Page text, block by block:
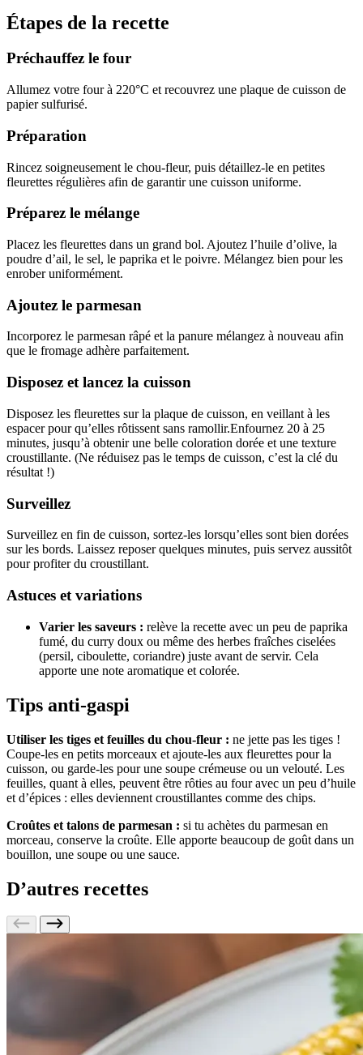
Étapes de la recette
Préchauffez le four
Allumez votre four à 220°C et recouvrez une plaque de cuisson de
papier sulfurisé.
Préparation
Rincez soigneusement le chou-fleur, puis détaillez-le en petites
fleurettes régulières afin de garantir une cuisson uniforme.
Préparez le mélange
Placez les fleurettes dans un grand bol. Ajoutez l’huile d’olive, la
poudre d’ail, le sel, le paprika et le poivre. Mélangez bien pour les
enrober uniformément.
Ajoutez le parmesan
Incorporez le parmesan râpé et la panure mélangez à nouveau afin
que le fromage adhère parfaitement.
Disposez et lancez la cuisson
Disposez les fleurettes sur la plaque de cuisson, en veillant à les
espacer pour qu’elles rôtissent sans ramollir.Enfournez 20 à 25
minutes, jusqu’à obtenir une belle coloration dorée et une texture
croustillante. (Ne réduisez pas le temps de cuisson, c’est la clé du
résultat !)
Surveillez
Surveillez en fin de cuisson, sortez-les lorsqu’elles sont bien dorées
sur les bords. Laissez reposer quelques minutes, puis servez aussitôt
pour profiter du croustillant.
Astuces et variations
Varier les saveurs : relève la recette avec un peu de paprika
fumé, du curry doux ou même des herbes fraîches ciselées
(persil, ciboulette, coriandre) juste avant de servir. Cela
apporte une note aromatique et colorée.
Tips anti-gaspi
Utiliser les tiges et feuilles du chou-fleur : ne jette pas les tiges !
Coupe-les en petits morceaux et ajoute-les aux fleurettes pour la
cuisson, ou garde-les pour une soupe crémeuse ou un velouté. Les
feuilles, quant à elles, peuvent être rôties au four avec un peu d’huile
et d’épices : elles deviennent croustillantes comme des chips.
Croûtes et talons de parmesan : si tu achètes du parmesan en
morceau, conserve la croûte. Elle apporte beaucoup de goût dans un
bouillon, une soupe ou une sauce.
D’autres recettes